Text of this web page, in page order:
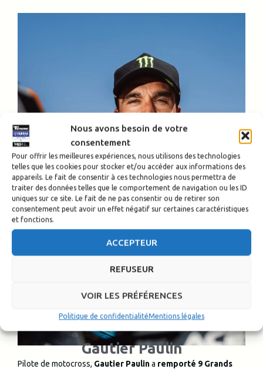
Nous avons besoin de votre
consentement
Pour offrir les meilleures expériences, nous utilisons des technologies
telles que les cookies pour stocker et/ou accéder aux informations des
appareils. Le fait de consentir à ces technologies nous permettra de
traiter des données telles que le comportement de navigation ou les ID
uniques sur ce site. Le fait de ne pas consentir ou de retirer son
consentement peut avoir un effet négatif sur certaines caractéristiques
et fonctions.
ACCEPTEUR
REFUSEUR
VOIR LES PRÉFÉRENCES
Politique de confidentialitéMentions légales
Gautier Paulin
Pilote de motocross, Gautier Paulina remporté 9 Grands